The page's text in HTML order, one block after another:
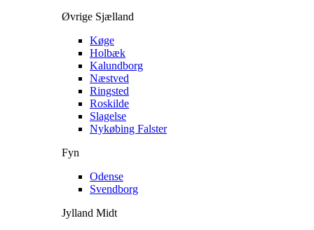
Øvrige Sjælland
Køge
Holbæk
Kalundborg
Næstved
Ringsted
Roskilde
Slagelse
Nykøbing Falster
Fyn
Odense
Svendborg
Jylland Midt